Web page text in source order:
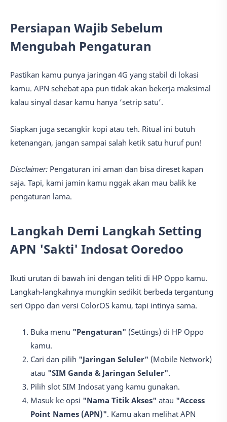
Persiapan Wajib Sebelum
Mengubah Pengaturan
Pastikan kamu punya jaringan 4G yang stabil di lokasi
kamu. APN sehebat apa pun tidak akan bekerja maksimal
kalau sinyal dasar kamu hanya ‘setrip satu’.
Siapkan juga secangkir kopi atau teh. Ritual ini butuh
ketenangan, jangan sampai salah ketik satu huruf pun!
Disclaimer: Pengaturan ini aman dan bisa direset kapan
saja. Tapi, kami jamin kamu nggak akan mau balik ke
pengaturan lama.
Langkah Demi Langkah Setting
APN 'Sakti' Indosat Ooredoo
Ikuti urutan di bawah ini dengan teliti di HP Oppo kamu.
Langkah-langkahnya mungkin sedikit berbeda tergantung
seri Oppo dan versi ColorOS kamu, tapi intinya sama.
Buka menu "Pengaturan" (Settings) di HP Oppo
kamu.
Cari dan pilih "Jaringan Seluler" (Mobile Network)
atau "SIM Ganda & Jaringan Seluler".
Pilih slot SIM Indosat yang kamu gunakan.
Masuk ke opsi "Nama Titik Akses" atau "Access
Point Names (APN)". Kamu akan melihat APN